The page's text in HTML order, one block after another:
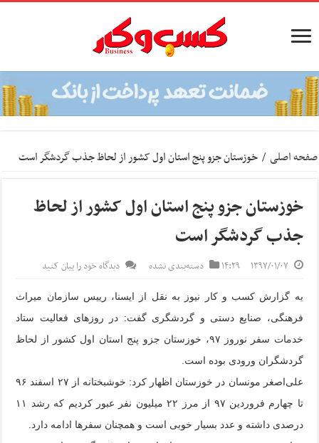
صفحه اصلی / خوزستان جزو پنج استان اول کشور از لحاظ جذب گردشگر است
خوزستان جزو پنج استان اول کشور از لحاظ
جذب گردشگر است
۱۳۹۷/۰۱/۰۷ ۱۴:۲۹ دسته‌بندی نشده دیدگاه خود را بیان کنید
به گزارش کسب و کار نیوز به نقل از ایسنا، رییس سازمان میراث
فرهنگی، صنایع دستی و گردشگری گفت: در روزهای فعالیت ستاد
خدمات سفر نوروز ۹۷، خوزستان جزو پنج استان اول کشور از لحاظ
گردشگران ورودی بوده است.
علی‌اصغر مونسان در خوزستان اظهار کرد: خوشبختانه از ۲۷ اسفند ۹۶
تا چهارم فروردین ۹۷ از مرز ۲۲ میلیون نفر عبور کردیم که رشد ۱۱
درصدی داشته و عدد بسیار خوبی است و همچنان سفرها ادامه دارد.